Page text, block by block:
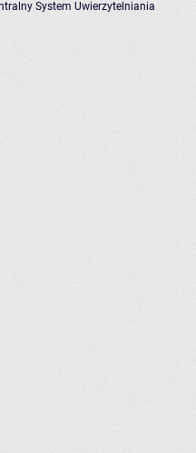
System Uwierzytelniania